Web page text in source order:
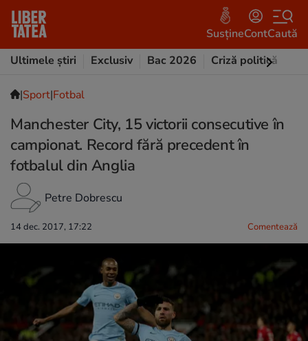
SusțineContCaută
Ultimele știri
Exclusiv Bac 2026 Criză politică
|Sport|Fotbal
Manchester City, 15 victorii consecutive în
campionat. Record fără precedent în
fotbalul din Anglia
Petre Dobrescu
14 dec. 2017, 17:22 Comentează